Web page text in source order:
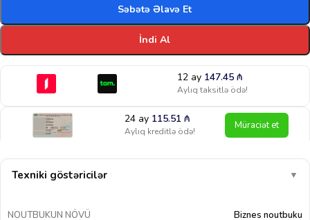
Səbətə Əlavə Et
İndi Al
12 ay 147.45 ₼
Aylıq taksitlə ödə!
24 ay 115.51₼
Aylıq kreditlə ödə! Müraciət et
Texniki göstəricilər ▼
NOUTBUKUN NÖVÜ
Biznes noutbuku